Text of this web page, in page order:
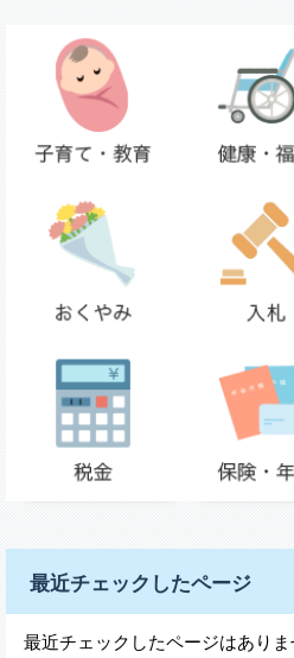
最近チェックしたページ
最近チェックしたページはありま